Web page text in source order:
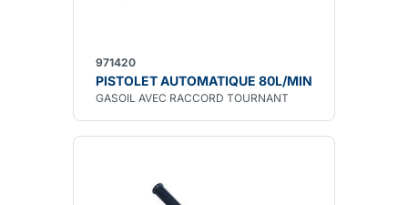
971420
PISTOLET AUTOMATIQUE 80L/MIN
GASOIL AVEC RACCORD TOURNANT